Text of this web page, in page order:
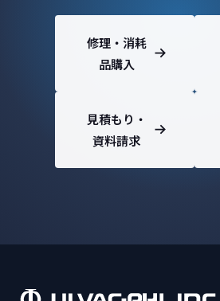
修理・消耗
品購入
見積もり・
資料請求